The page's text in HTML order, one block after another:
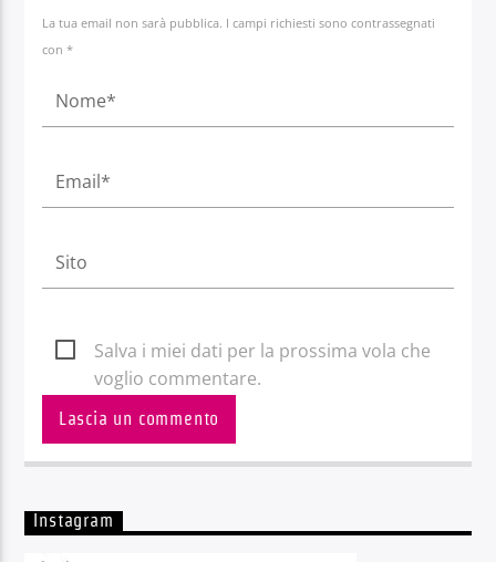
La tua email non sarà pubblica. I campi richiesti sono contrassegnati
con *
Salva i miei dati per la prossima vola che
voglio commentare.
Instagram